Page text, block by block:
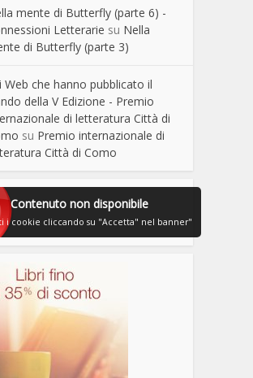
mente di Butterfly (parte 6) -
Letterarie su Nella
di Butterfly (parte 3)
Web che hanno pubblicato il
della V Edizione - Premio
di letteratura Città di
su Premio internazionale di
Città di Como
Contenuto non disponibile
i cookie cliccando su "Accetta" nel banner"